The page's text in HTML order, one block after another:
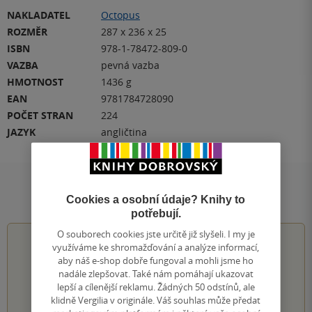
NAKLADATEL
Octopus
ROZMĚR
287 x 236 x 25
ISBN
978-1-78472-809-0
VAZBA
pevná vazba
HMOTNOST
1436 g
EAN
9781784728090
POČET STRAN
224
JAZYK
angličtina
Hodnocení a recenze čtenářů
0.0z5
0hodnocení čtenářů
Cookies a osobní údaje? Knihy to
potřebují.
O souborech cookies jste určitě již slyšeli. I my je
využíváme ke shromažďování a analýze informací,
aby náš e-shop dobře fungoval a mohli jsme ho
nadále zlepšovat. Také nám pomáhají ukazovat
lepší a cílenější reklamu. Žádných 50 odstínů, ale
klidně Vergilia v originále. Váš souhlas může předat